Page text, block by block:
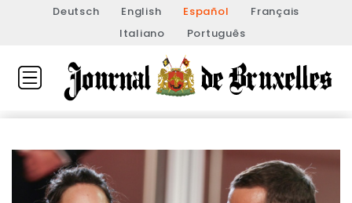
Deutsch English Español
Français
Italiano
Português